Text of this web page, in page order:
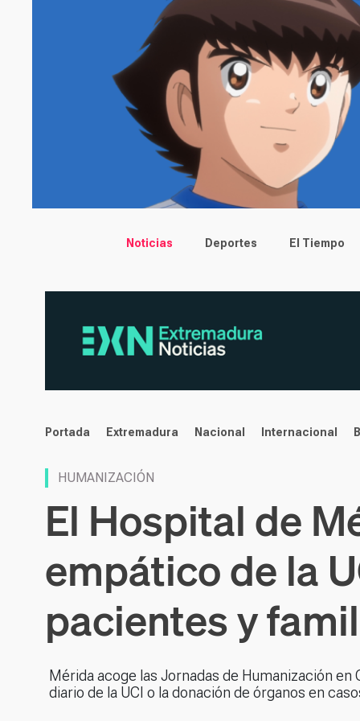
Main menu
Noticias Deportes El Tiempo
noticias
Portada Extremadura Nacional Internacional
HUMANIZACIÓN
El Hospital de
empático de la
pacientes y
Mérida acoge las Jornadas de Humanización
diario de la UCI o la donación de órganos en